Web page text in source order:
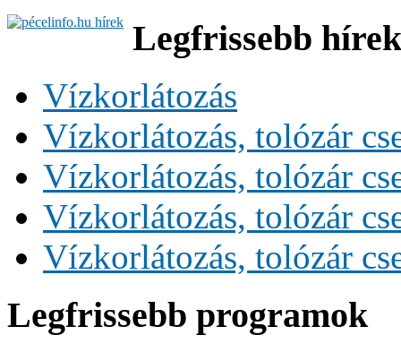
Legfrissebb hírek
Vízkorlátozás
Vízkorlátozás, tolózár
Vízkorlátozás, tolózár
Vízkorlátozás, tolózár
Vízkorlátozás, tolózár
Legfrissebb programok